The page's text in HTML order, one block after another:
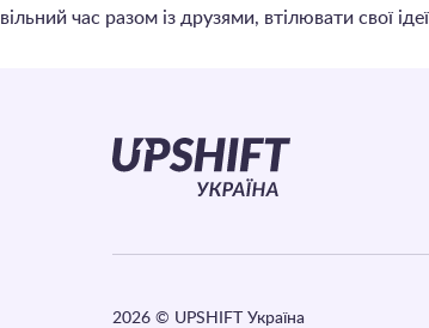
вільний час разом із друзями, втілювати свої
2026 © UPSHIFT Україна